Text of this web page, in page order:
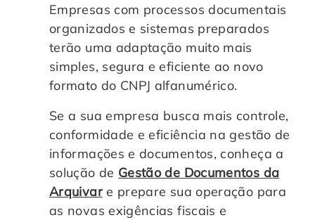
Empresas com processos documentais
organizados e sistemas preparados
terão uma adaptação muito mais
simples, segura e eficiente ao novo
formato do CNPJ alfanumérico.
Se a sua empresa busca mais controle,
conformidade e eficiência na gestão de
informações e documentos, conheça a
solução de Gestão de Documentos da
Arquivare prepare sua operação para
as novas exigências fiscais e